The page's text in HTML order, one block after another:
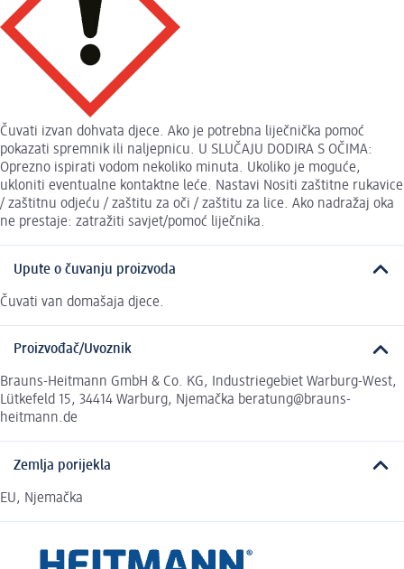
Čuvati izvan dohvata djece. Ako je potrebna liječnička pomoć
pokazati spremnik ili naljepnicu. U SLUČAJU DODIRA S OČIMA:
Oprezno ispirati vodom nekoliko minuta. Ukoliko je moguće,
ukloniti eventualne kontaktne leće. Nastavi Nositi zaštitne rukavice
/ zaštitnu odjeću / zaštitu za oči / zaštitu za lice. Ako nadražaj oka
ne prestaje: zatražiti savjet/pomoć liječnika.
Upute o čuvanju proizvoda
Čuvati van domašaja djece.
Proizvođač/Uvoznik
Brauns-Heitmann GmbH & Co. KG, Industriegebiet Warburg-West,
Lütkefeld 15, 34414 Warburg, Njemačka beratung@brauns-
heitmann.de
Zemlja porijekla
EU, Njemačka